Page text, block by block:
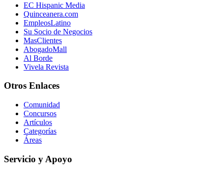
EC Hispanic Media
Quinceanera.com
EmpleosLatino
Su Socio de Negocios
MasClientes
AbogadoMall
Al Borde
Vivela Revista
Otros Enlaces
Comunidad
Concursos
Artículos
Categorías
Áreas
Servicio y Apoyo